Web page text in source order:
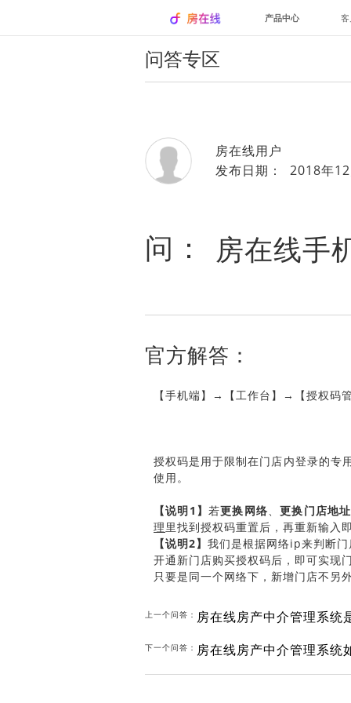
产品中心
问答专区
房在线用户
发布日期： 2018年
问： 房在线手
官方解答：
【手机端】 →【工作台】→【授权码
授权码是用于限制在门店内登录的专
使用。
【说明1】 若更换网络、更换门店地址
理里找到授权码重置后，再重新输入
【说明2】 我们是根据网络ip来判断门
开通新门店购买授权码后，即可实现
只要是同一个网络下，新增门店不另
上一个问答： 房在线房产中介管理系统
下一个问答： 房在线房产中介管理系统